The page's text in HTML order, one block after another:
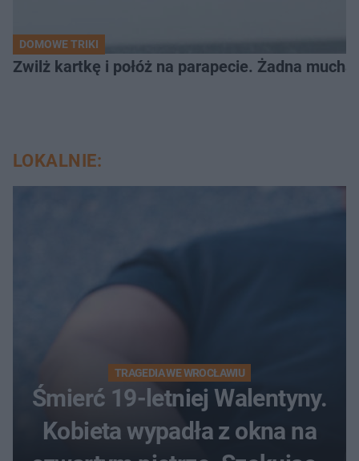
DOMOWE TRIKI
Zwilż kartkę i połóż na parapecie. Żadna
LOKALNIE:
TRAGEDIA WE WROCŁAWIU
Śmierć 19-letniej Walentyny.
Kobieta wypadła z okna na